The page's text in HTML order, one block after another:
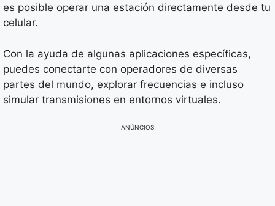
es posible operar una estación directamente desde tu
celular.
Con la ayuda de algunas aplicaciones específicas,
puedes conectarte con operadores de diversas
partes del mundo, explorar frecuencias e incluso
simular transmisiones en entornos virtuales.
ANÚNCIOS